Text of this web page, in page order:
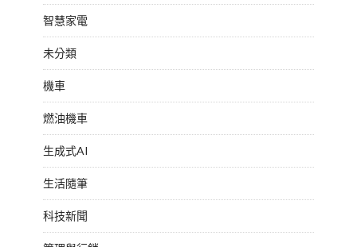
智慧家電
未分類
機車
燃油機車
生成式AI
生活隨筆
科技新聞